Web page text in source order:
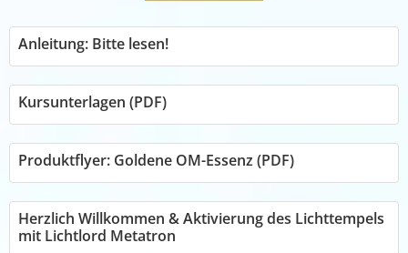
Anleitung: Bitte lesen!
Kursunterlagen (PDF)
Produktflyer: Goldene OM-Essenz (PDF)
Herzlich Willkommen & Aktivierung des Lichttempels
mit Lichtlord Metatron